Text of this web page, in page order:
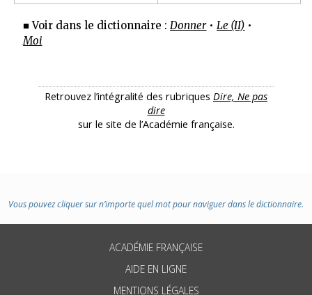
■ Voir dans le dictionnaire :Donner•Le (II) •
Moi
Retrouvez l’intégralité des rubriques Dire, Ne pas
dire
sur le site de l’Académie française.
Vous pouvez cliquer sur n’importe quel mot pour naviguer dans le dictionnaire.
ACADÉMIE FRANÇAISE
AIDE EN LIGNE
MENTIONS LÉGALES